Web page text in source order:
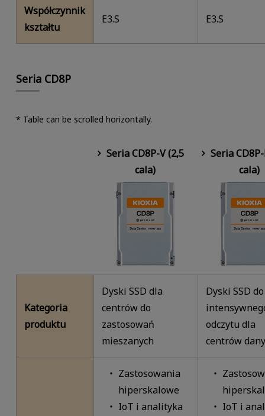
Współczynnik
kształtu
E3.S E3.S
Seria CD8P
* Table can be scrolled horizontally.
Seria CD8P-V (2,5
cala)
Seria
cala)
Kategoria
produktu
Dyski SSD dla
centrów do
zastosowań
mieszanych
Dyski SSD do
odczytu dla
centrów
Zastosowania
hiperskalowe
IoT i analityka
IoT i